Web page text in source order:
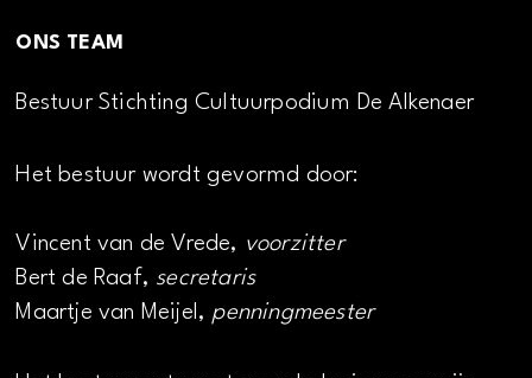
ONS TEAM
Bestuur Stichting Cultuurpodium De Alkenaer
Het bestuur wordt gevormd door:
Vincent van de Vrede, voorzitter
Bert de Raaf, secretaris
Maartje van Meijel, penningmeester